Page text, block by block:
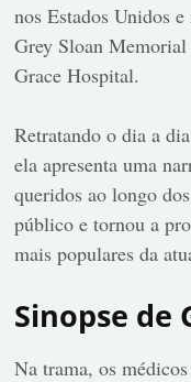
nos Estados Unidos
Grey Sloan
Grace Hospital.
Retratando o dia a
ela apresenta uma
queridos ao longo
público e tornou a
mais populares da
Sinopse de
Na trama, os